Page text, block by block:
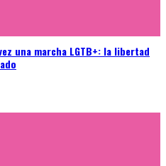
una marcha LGTB+: la libertad